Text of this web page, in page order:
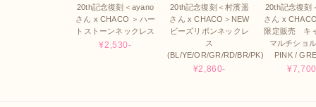
20th記念復刻＜ayano
さん x CHACO ＞ハー
トストーンネックレス
¥2,530-
20th記念復刻＜村濱遥
さん x CHACO＞NEW
ビーズリボンネックレ
ス
(BL/YE/OR/GR/RD/BR/PK)
¥2,860-
20th記念復刻
さん x
限定販売 キ
マルチショ
PINK /